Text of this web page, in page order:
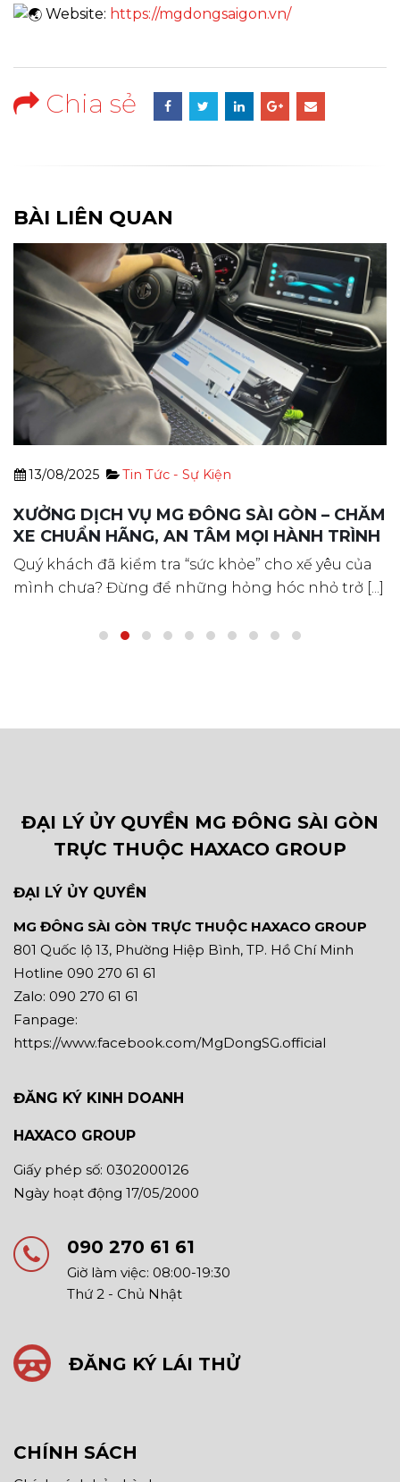
Website: https://mgdongsaigon.vn/
Chia sẻ
BÀI LIÊN QUAN
13/08/2025 Tin Tức - Sự Kiện
XƯỞNG DỊCH VỤ MG ĐÔNG SÀI GÒN – CHĂM
XE CHUẨN HÃNG, AN TÂM MỌI HÀNH TRÌNH
Quý khách đã kiểm tra “sức khỏe” cho xế yêu của
mình chưa? Đừng để những hỏng hóc nhỏ trở [...]
ĐẠI LÝ ỦY QUYỀN MG ĐÔNG SÀI GÒN
TRỰC THUỘC HAXACO GROUP
ĐẠI LÝ ỦY QUYỀN
MG ĐÔNG SÀI GÒN TRỰC THUỘC HAXACO GROUP
801 Quốc lộ 13, Phường Hiệp Bình, TP. Hồ Chí Minh
Hotline 090 270 61 61
Zalo: 090 270 61 61
Fanpage:
https://www.facebook.com/MgDongSG.official
ĐĂNG KÝ KINH DOANH
HAXACO GROUP
Giấy phép số: 0302000126
Ngày hoạt động 17/05/2000
090 270 61 61
Giờ làm việc: 08:00-19:30
Thứ 2 - Chủ Nhật
ĐĂNG KÝ LÁI THỬ
CHÍNH SÁCH